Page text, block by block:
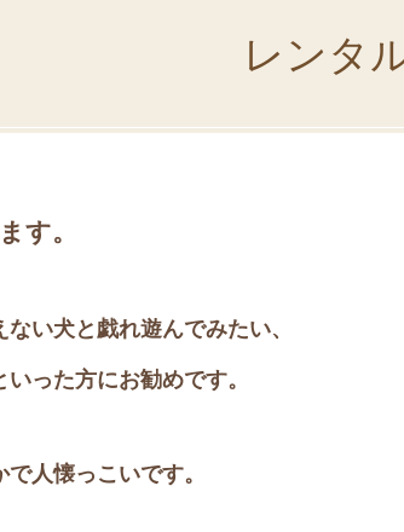
レンタ
す。
い犬と戯れ遊んでみたい、
った方にお勧めです。
人懐っこいです。